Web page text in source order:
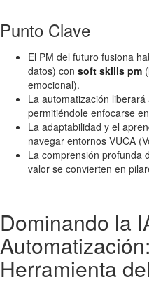
Punto Clave
El PM del futuro fusiona
datos) con soft skills pm
emocional).
La automatización
permitiéndole enfocarse
La adaptabilidad y el
navegar entornos VUCA
La comprensión profunda
valor se convierten en
Dominando la
Herramienta